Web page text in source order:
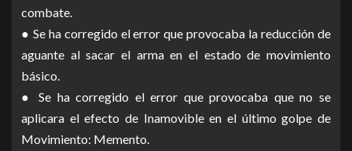
combate.
● Se ha corregido el error que provocaba la reducción de
aguante al sacar el arma en el estado de movimiento
básico.
● Se ha corregido el error que provocaba que no se
aplicara el efecto de Inamovible en el último golpe de
Movimiento: Memento.